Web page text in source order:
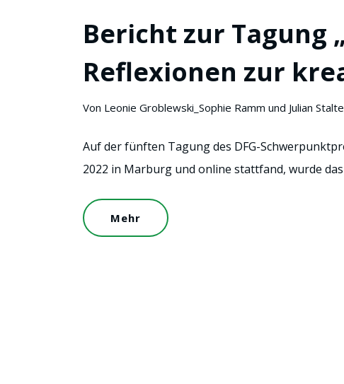
Bericht zur Tagung
Reflexionen zur
Von Leonie Groblewski_Sophie Ramm und Julian
Auf der fünften Tagung des DFG-
2022 in Marburg und online stattfand, wurde
Mehr